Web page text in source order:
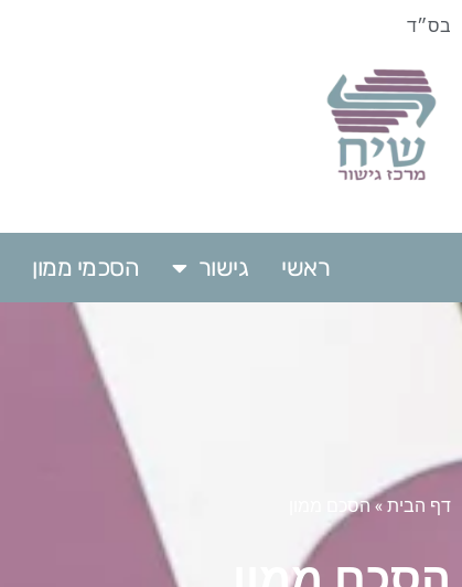
בס״ד
ראשי גישור הסכמי ממון
דף הבית»הסכם ממון